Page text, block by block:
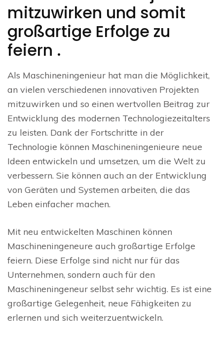
mitzuwirken und somit
großartige Erfolge zu
feiern .
Als Maschineningenieur hat man die Möglichkeit,
an vielen verschiedenen innovativen Projekten
mitzuwirken und so einen wertvollen Beitrag zur
Entwicklung des modernen Technologiezeitalters
zu leisten. Dank der Fortschritte in der
Technologie können Maschineningenieure neue
Ideen entwickeln und umsetzen, um die Welt zu
verbessern. Sie können auch an der Entwicklung
von Geräten und Systemen arbeiten, die das
Leben einfacher machen.
Mit neu entwickelten Maschinen können
Maschineningeneure auch großartige Erfolge
feiern. Diese Erfolge sind nicht nur für das
Unternehmen, sondern auch für den
Maschineningeneur selbst sehr wichtig. Es ist eine
großartige Gelegenheit, neue Fähigkeiten zu
erlernen und sich weiterzuentwickeln.